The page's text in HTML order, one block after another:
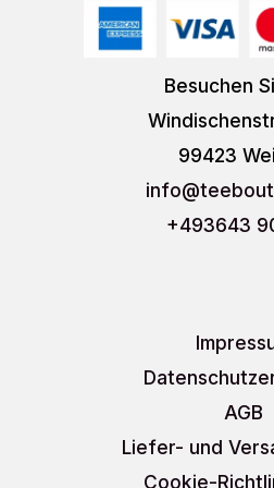
Besuchen
99423
info
+493643
AGB
Liefer- und
Cookie-